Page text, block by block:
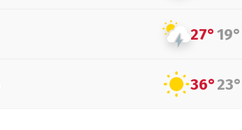
27°19°
36°23°